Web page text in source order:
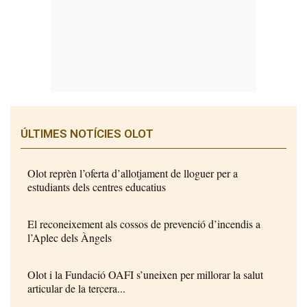
ÚLTIMES NOTÍCIES OLOT
Olot reprèn l’oferta d’allotjament de lloguer per a
estudiants dels centres educatius
El reconeixement als cossos de prevenció d’incendis a
l’Aplec dels Àngels
Olot i la Fundació OAFI s’uneixen per millorar la salut
articular de la tercera...